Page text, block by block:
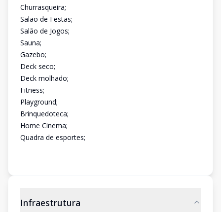
Churrasqueira;
Salão de Festas;
Salão de Jogos;
Sauna;
Gazebo;
Deck seco;
Deck molhado;
Fitness;
Playground;
Brinquedoteca;
Home Cinema;
Quadra de esportes;
Infraestrutura